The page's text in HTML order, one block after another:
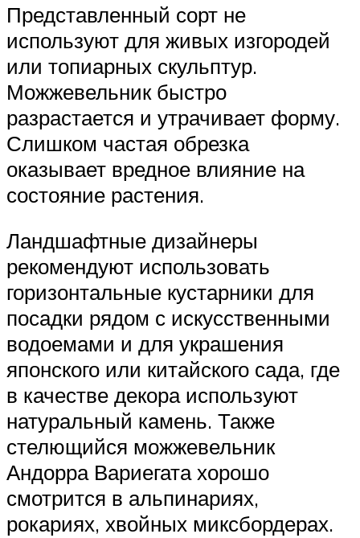
Представленный сорт не
используют для живых изгородей
или топиарных скульптур.
Можжевельник быстро
разрастается и утрачивает форму.
Слишком частая обрезка
оказывает вредное влияние на
состояние растения.
Ландшафтные дизайнеры
рекомендуют использовать
горизонтальные кустарники для
посадки рядом с искусственными
водоемами и для украшения
японского или китайского сада, где
в качестве декора используют
натуральный камень. Также
стелющийся можжевельник
Андорра Вариегата хорошо
смотрится в альпинариях,
рокариях, хвойных миксбордерах.